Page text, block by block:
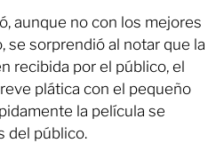
aunque no con los mejores
se sorprendió al notar que la
recibida por el público, el
plática con el pequeño
la película se
del público.